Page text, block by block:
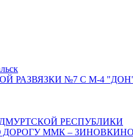
РАЗВЯЗКИ №7 С М-4
РЕСПУБЛИКИ
ММК – ЗИНОВКИНО